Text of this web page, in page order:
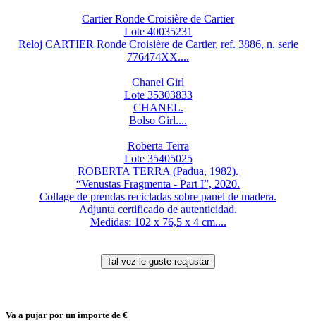
Cartier Ronde Croisière de Cartier
Lote 40035231
Reloj CARTIER Ronde Croisière de Cartier, ref. 3886, n. serie
776474XX....
Chanel Girl
Lote 35303833
CHANEL.
Bolso Girl....
Roberta Terra
Lote 35405025
ROBERTA TERRA (Padua, 1982).
“Venustas Fragmenta - Part I”, 2020.
Collage de prendas recicladas sobre panel de madera.
Adjunta certificado de autenticidad.
Medidas: 102 x 76,5 x 4 cm....
Va a pujar por un importe de €